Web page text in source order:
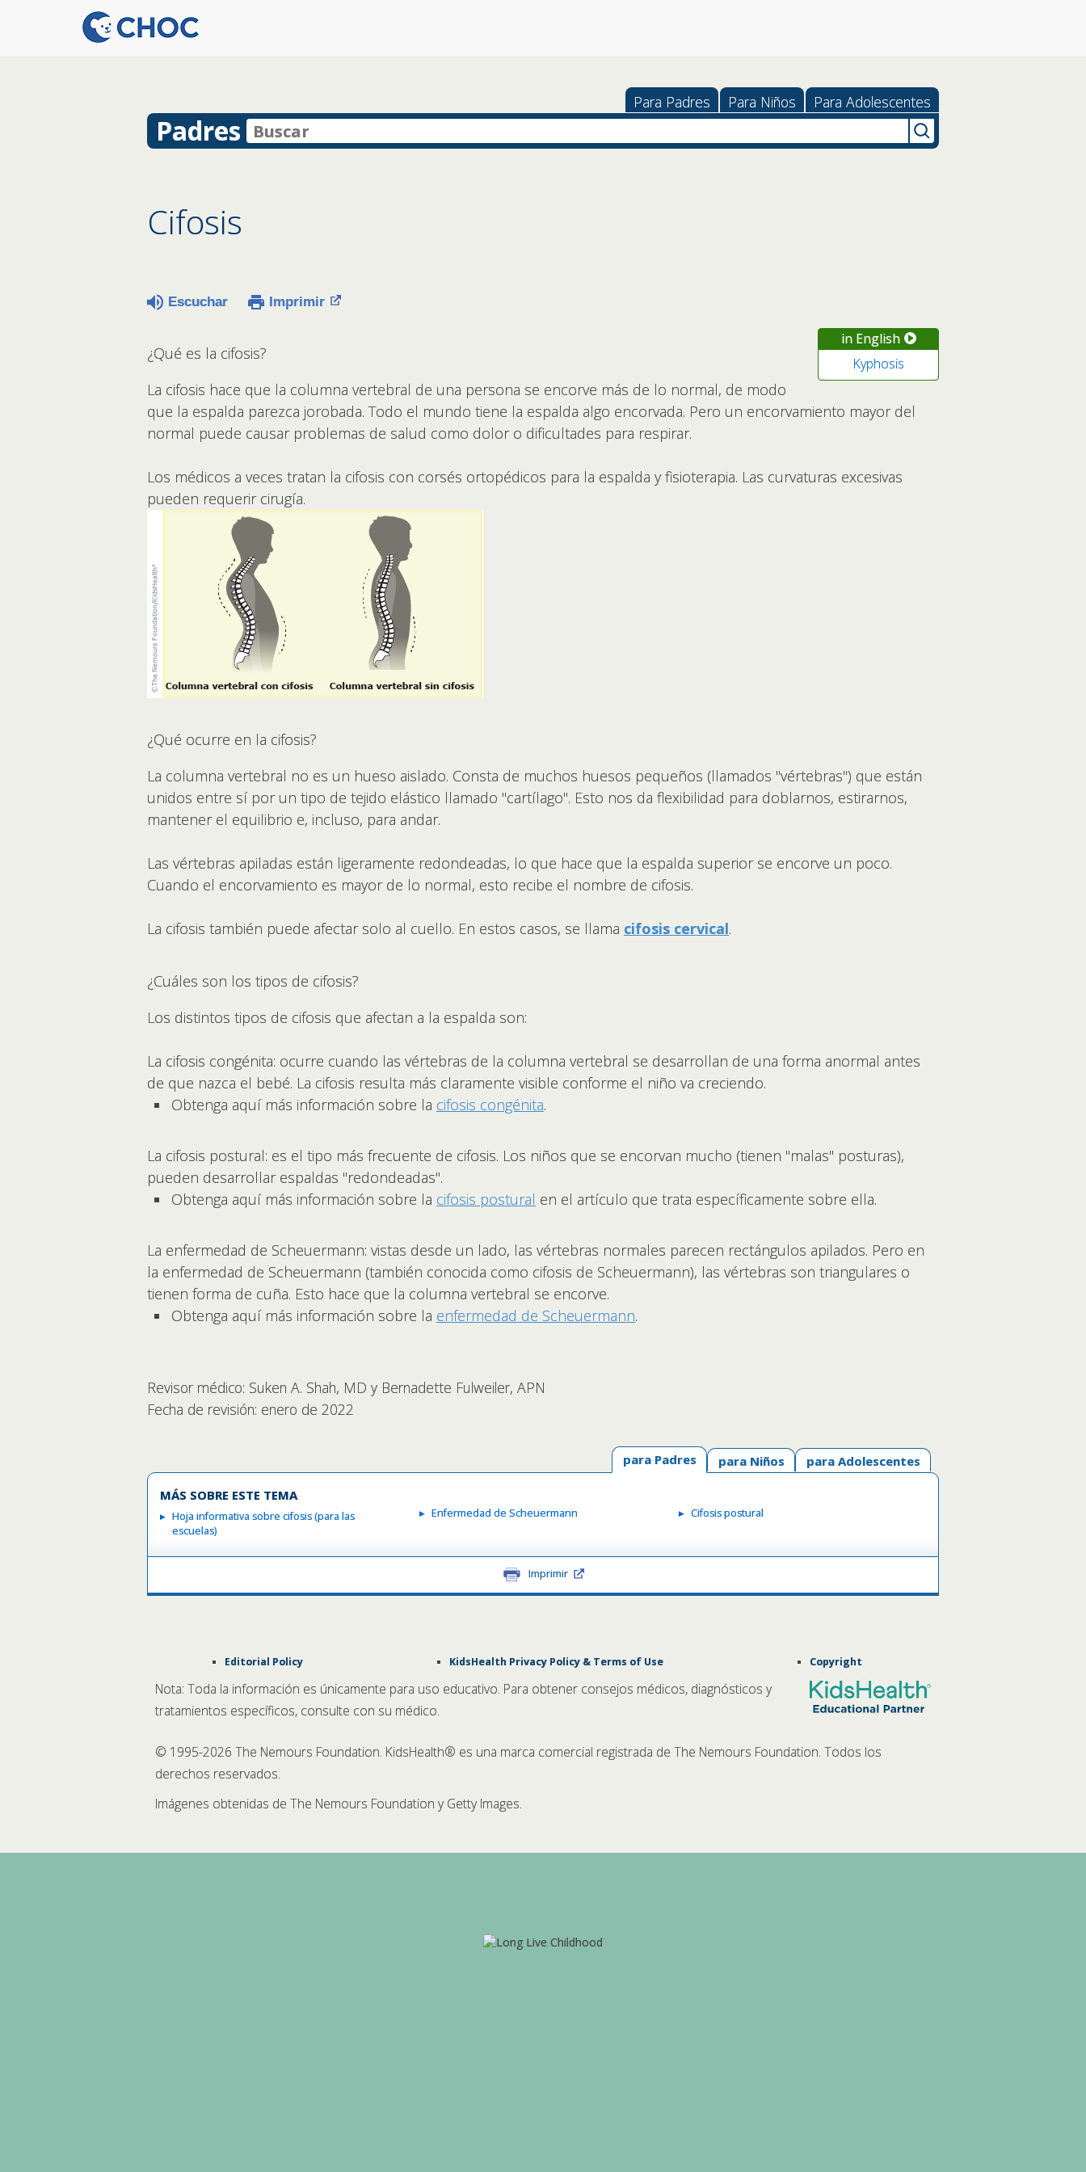
Para Padres Para Niños Para Adolescentes
Padres
Cifosis
Escuchar Imprimir
in English
Kyphosis
¿Qué es la cifosis?
La cifosis hace que la columna vertebral de una persona se encorve más de lo normal, de modo
que la espalda parezca jorobada. Todo el mundo tiene la espalda algo encorvada. Pero un encorvamiento mayor del
normal puede causar problemas de salud como dolor o dificultades para respirar.
Los médicos a veces tratan la cifosis con corsés ortopédicos para la espalda y fisioterapia. Las curvaturas excesivas
pueden requerir cirugía.
¿Qué ocurre en la cifosis?
La columna vertebral no es un hueso aislado. Consta de muchos huesos pequeños (llamados "vértebras") que están
unidos entre sí por un tipo de tejido elástico llamado "cartílago". Esto nos da flexibilidad para doblarnos, estirarnos,
mantener el equilibrio e, incluso, para andar.
Las vértebras apiladas están ligeramente redondeadas, lo que hace que la espalda superior se encorve un poco.
Cuando el encorvamiento es mayor de lo normal, esto recibe el nombre de cifosis.
La cifosis también puede afectar solo al cuello. En estos casos, se llama cifosis cervical.
¿Cuáles son los tipos de cifosis?
Los distintos tipos de cifosis que afectan a la espalda son:
La cifosis congénita: ocurre cuando las vértebras de la columna vertebral se desarrollan de una forma anormal antes
de que nazca el bebé. La cifosis resulta más claramente visible conforme el niño va creciendo.
Obtenga aquí más información sobre la cifosis congénita.
La cifosis postural: es el tipo más frecuente de cifosis. Los niños que se encorvan mucho (tienen "malas" posturas),
pueden desarrollar espaldas "redondeadas".
Obtenga aquí más información sobre la cifosis postural en el artículo que trata específicamente sobre ella.
La enfermedad de Scheuermann: vistas desde un lado, las vértebras normales parecen rectángulos apilados. Pero en
la enfermedad de Scheuermann (también conocida como cifosis de Scheuermann), las vértebras son triangulares o
tienen forma de cuña. Esto hace que la columna vertebral se encorve.
Obtenga aquí más información sobre la enfermedad de Scheuermann.
Revisor médico: Suken A. Shah, MD y Bernadette Fulweiler, APN
Fecha de revisión: enero de 2022
para Adolescentes
para Niños
para Padres
MÁS SOBRE ESTE TEMA
Hoja informativa sobre cifosis (para las
escuelas)
Enfermedad de Scheuermann Cifosis postural
Imprimir
Editorial Policy KidsHealth Privacy Policy & Terms of Use Copyright
Nota: Toda la información es únicamente para uso educativo. Para obtener consejos médicos, diagnósticos y
tratamientos específicos, consulte con su médico.
© 1995-2026 The Nemours Foundation. KidsHealth® es una marca comercial registrada de The Nemours Foundation. Todos los
derechos reservados.
Imágenes obtenidas de The Nemours Foundation y Getty Images.